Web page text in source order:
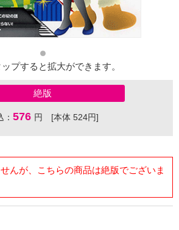
プすると拡大ができます。
絶版
： 576 円 [本体 524円]
んが、こちらの商品は絶版でございま